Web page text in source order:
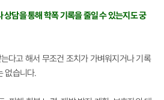
담을 통해 학폭 기록을 줄일 수 있는지도 궁
다고 해서 무조건 조치가 가벼워지거나 기록
없습니다.